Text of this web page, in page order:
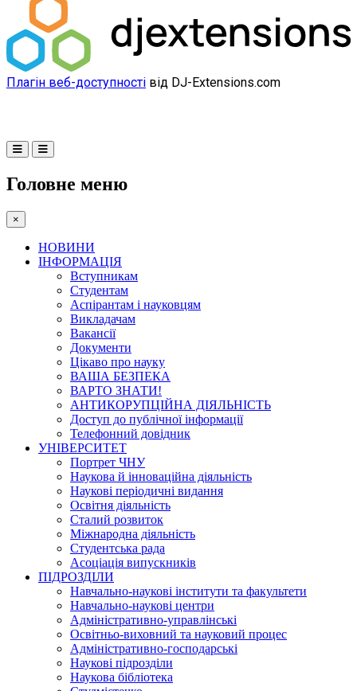
Плагін веб-доступності від DJ-Extensions.com
Головне меню
×
НОВИНИ
ІНФОРМАЦІЯ
Вступникам
Студентам
Аспірантам і науковцям
Викладачам
Вакансії
Документи
Цікаво про науку
ВАША БЕЗПЕКА
ВАРТО ЗНАТИ!
АНТИКОРУПЦІЙНА ДІЯЛЬНІСТЬ
Доступ до публічної інформації
Телефонний довідник
УНІВЕРСИТЕТ
Портрет ЧНУ
Наукова й інноваційна діяльність
Наукові періодичні видання
Освітня діяльність
Сталий розвиток
Міжнародна діяльність
Студентська рада
Асоціація випускників
ПІДРОЗДІЛИ
Навчально-наукові інститути та факультети
Навчально-наукові центри
Адміністративно-управлінські
Освітньо-виховний та науковий процес
Адміністративно-господарські
Наукові підрозділи
Наукова бібліотека